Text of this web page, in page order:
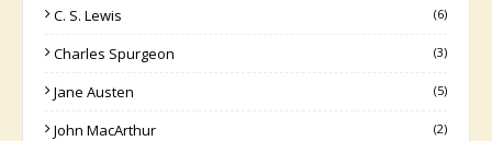
C. S. Lewis (6)
Charles Spurgeon (3)
Jane Austen (5)
John MacArthur (2)